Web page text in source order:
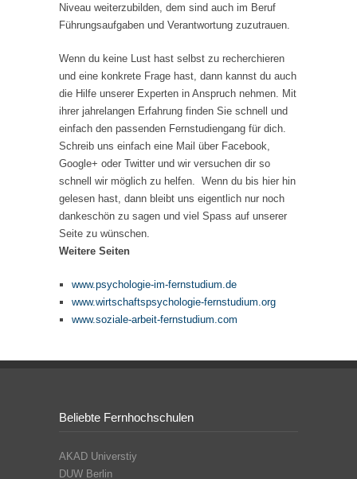
Niveau weiterzubilden, dem sind auch im Beruf
Führungsaufgaben und Verantwortung zuzutrauen.
Wenn du keine Lust hast selbst zu recherchieren
und eine konkrete Frage hast, dann kannst du auch
die Hilfe unserer Experten in Anspruch nehmen. Mit
ihrer jahrelangen Erfahrung finden Sie schnell und
einfach den passenden Fernstudiengang für dich.
Schreib uns einfach eine Mail über Facebook,
Google+ oder Twitter und wir versuchen dir so
schnell wir möglich zu helfen. Wenn du bis hier hin
gelesen hast, dann bleibt uns eigentlich nur noch
dankeschön zu sagen und viel Spass auf unserer
Seite zu wünschen.
Weitere Seiten
www.psychologie-im-fernstudium.de
www.wirtschaftspsychologie-fernstudium.org
www.soziale-arbeit-fernstudium.com
Beliebte Fernhochschulen
AKAD Universtiy
DUW Berlin